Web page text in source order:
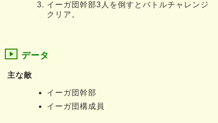
イーガ団幹部3人を倒すとバトルチャレンジ
クリア。
データ
主な敵
イーガ団幹部
イーガ団構成員